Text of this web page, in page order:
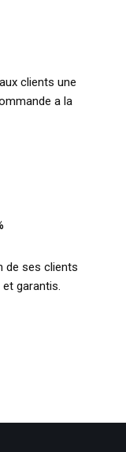
clients une
a la
de ses clients
garantis.